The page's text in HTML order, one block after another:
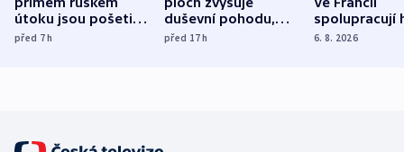
útoku jsou pošetilé,
míní estonský
před 7h
duševní pohodu,
ukázala
před 17h
spolupracují
různých zemí
6. 8. 2026